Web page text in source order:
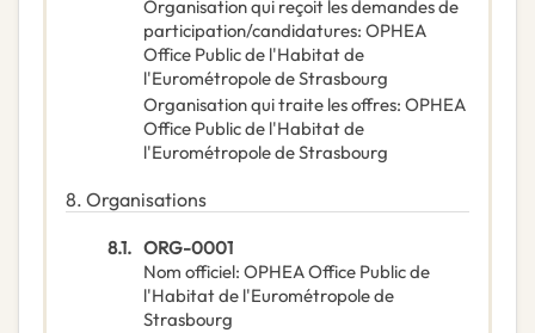
Organisation qui reçoit les demandes de
participation/candidatures: OPHEA
Office Public de l'Habitat de
l'Eurométropole de Strasbourg
Organisation qui traite les offres: OPHEA
Office Public de l'Habitat de
l'Eurométropole de Strasbourg
8. Organisations
8.1. ORG-0001
Nom officiel: OPHEA Office Public de
l'Habitat de l'Eurométropole de
Strasbourg